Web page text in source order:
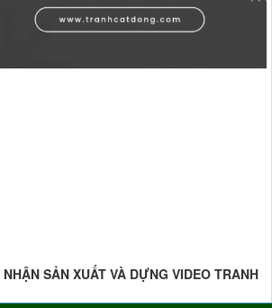
SẢN XUẤT VÀ DỰNG VIDEO TRANH